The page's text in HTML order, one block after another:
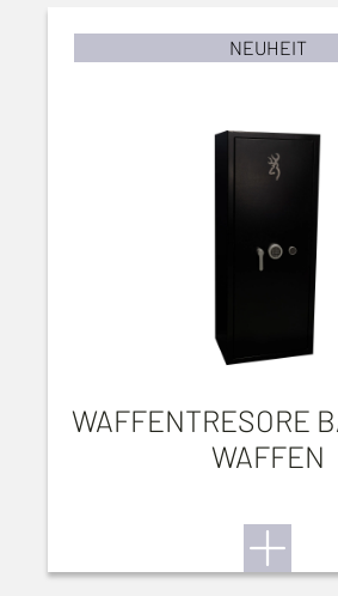
NEUHEIT
WAFFENTRESORE
WAFFEN